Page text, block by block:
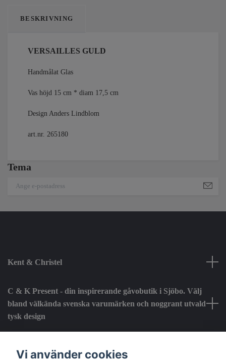
Tema
BESKRIVNING
VERSAILLES GULD
Handmålat Glas
Vas höjd 15 cm * diam 17,5 cm
Design Anders Lindblom
art.nr. 265180
Kent & Christel
C & K Present - din inspirerande gåvobutik i Sjöbo. Välj
bland välkända svenska varumärken och noggrant utvald
tysk design
Vi använder cookies